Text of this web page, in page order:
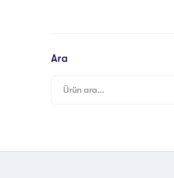
Ara